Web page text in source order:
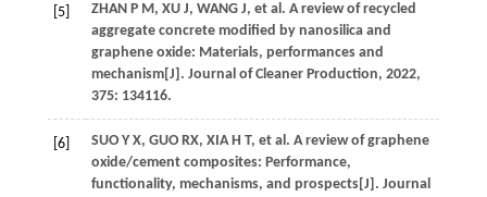
[5] ZHAN P M, XU J, WANG J, et al. A review of recycled
aggregate concrete modified by nanosilica and
graphene oxide: Materials, performances and
mechanism[J]. Journal of Cleaner Production, 2022,
375: 134116.
[6] SUO Y X, GUO RX, XIA H T, et al. A review of graphene
oxide/cement composites: Performance,
functionality, mechanisms, and prospects[J]. Journal